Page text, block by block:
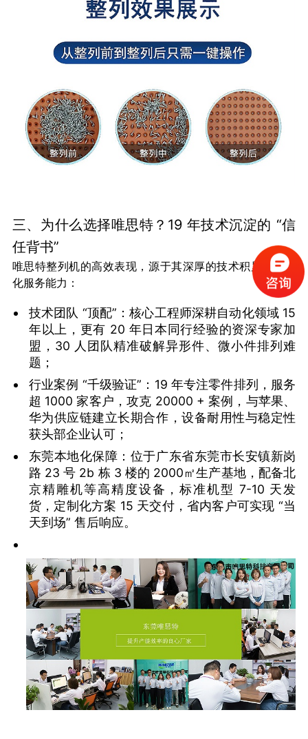
三、为什么选择唯思特？19 年技术沉淀的 “信
任背书”
唯思特整列机的高效表现，源于其深厚的技术积累与本土
化服务能力：
技术团队 “顶配”：核心工程师深耕自动化领域 15
年以上，更有 20 年日本同行经验的资深专家加
盟，30 人团队精准破解异形件、微小件排列难
题；
行业案例 “千级验证”：19 年专注零件排列，服务
超 1000 家客户，攻克 20000 + 案例，与苹果、
华为供应链建立长期合作，设备耐用性与稳定性
获头部企业认可；
东莞本地化保障：位于广东省东莞市长安镇新岗
路 23 号 2b 栋 3 楼的 2000㎡生产基地，配备北
京精雕机等高精度设备，标准机型 7-10 天发
货，定制化方案 15 天交付，省内客户可实现 “当
天到场” 售后响应。